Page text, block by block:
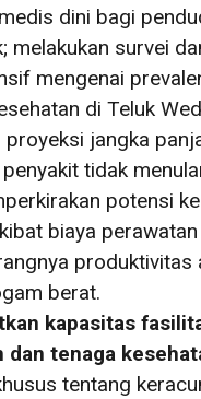
dini bagi
melakukan survei
mengenai
di Teluk
proyeksi jangka
tidak
potensi
biaya
produktivitas
berat.
kapasitas
dan tenaga
tentang